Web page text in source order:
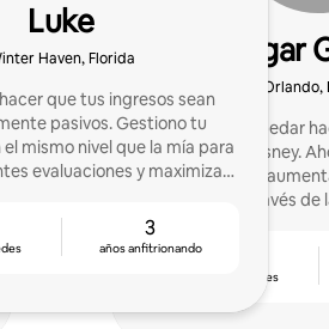
Luke
Haven, Florida
que tus ingresos sean
pasivos. Gestiono tu
mismo nivel que la mía para
evaluaciones y maximizar
3
años anfitrionando
Edgar
Orlando,
Empecé a hospedar
cerca de Disney.
propietarios a
ingresos a través
según huéspedes